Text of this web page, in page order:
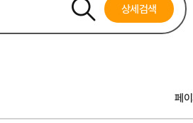
상세검색